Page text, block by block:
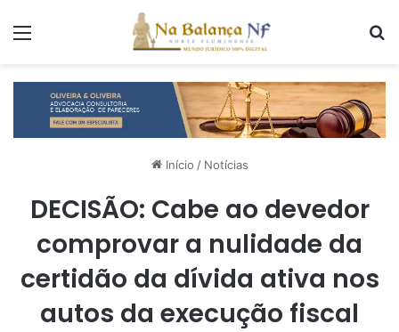
Início / Notícias
DECISÃO: Cabe ao devedor
comprovar a nulidade da
certidão da dívida ativa nos
autos da execução fiscal